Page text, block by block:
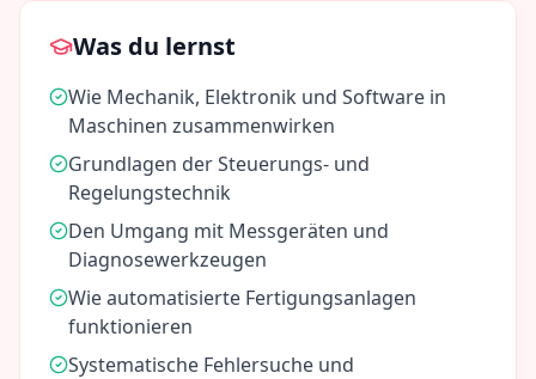
Was du lernst
Wie Mechanik, Elektronik und Software in
Maschinen zusammenwirken
Grundlagen der Steuerungs- und
Regelungstechnik
Den Umgang mit Messgeräten und
Diagnosewerkzeugen
Wie automatisierte Fertigungsanlagen
funktionieren
Systematische Fehlersuche und